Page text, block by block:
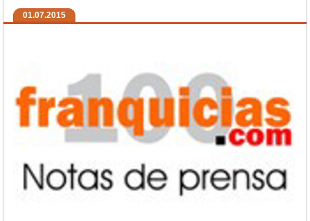
01.07.2015